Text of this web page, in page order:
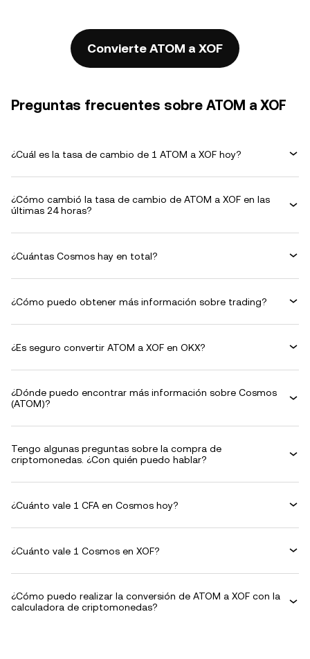
Convierte ATOM a XOF
Preguntas frecuentes sobre ATOM a XOF
¿Cuál es la tasa de cambio de 1 ATOM a XOF hoy?
¿Cómo cambió la tasa de cambio de ATOM a XOF en las
últimas 24 horas?
¿Cuántas Cosmos hay en total?
¿Cómo puedo obtener más información sobre trading?
¿Es seguro convertir ATOM a XOF en OKX?
¿Dónde puedo encontrar más información sobre Cosmos
(ATOM)?
Tengo algunas preguntas sobre la compra de
criptomonedas. ¿Con quién puedo hablar?
¿Cuánto vale 1 CFA en Cosmos hoy?
¿Cuánto vale 1 Cosmos en XOF?
¿Cómo puedo realizar la conversión de ATOM a XOF con la
calculadora de criptomonedas?